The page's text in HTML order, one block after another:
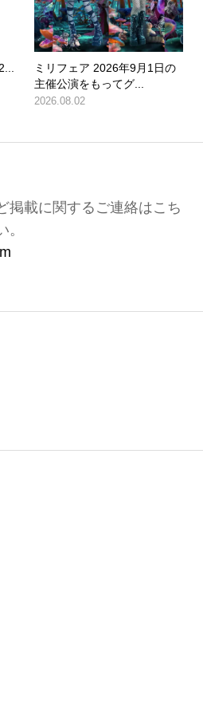
ミリフェア 2026年9月1日の
主催公演をもってグ...
2026.08.02
掲載に関するご連絡はこち